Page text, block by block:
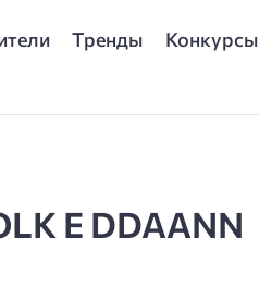
Тренды
Конкурсы
E DDAANN